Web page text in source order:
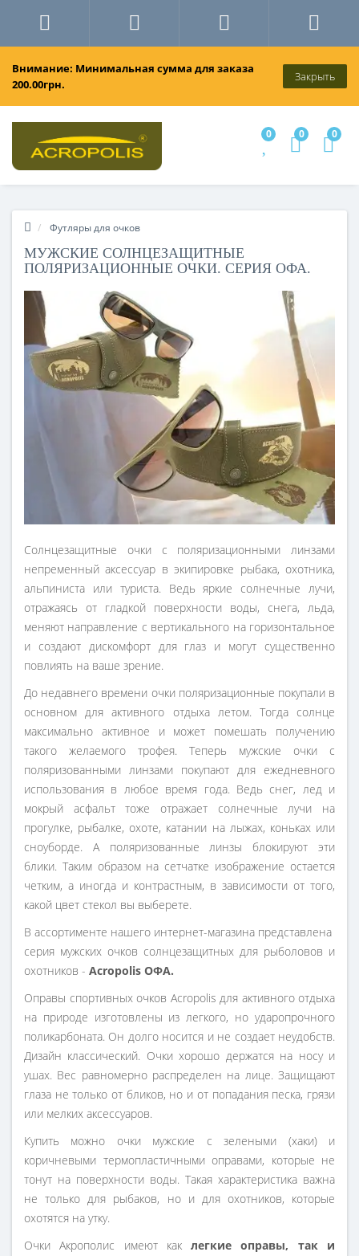
Внимание: Минимальная сумма для заказа
200.00грн.
Закрыть
0 0 0
Футляры для очков
МУЖСКИЕ СОЛНЦЕЗАЩИТНЫЕ
ПОЛЯРИЗАЦИОННЫЕ ОЧКИ. СЕРИЯ ОФА.
Солнцезащитные очки с поляризационными линзами
непременный аксессуар в экипировке рыбака, охотника,
альпиниста или туриста. Ведь яркие солнечные лучи,
отражаясь от гладкой поверхности воды, снега, льда,
меняют направление с вертикального на горизонтальное
и создают дискомфорт для глаз и могут существенно
повлиять на ваше зрение.
До недавнего времени очки поляризационные покупали в
основном для активного отдыха летом. Тогда солнце
максимально активное и может помешать получению
такого желаемого трофея. Теперь мужские очки с
поляризованными линзами покупают для ежедневного
использования в любое время года. Ведь снег, лед и
мокрый асфальт тоже отражает солнечные лучи на
прогулке, рыбалке, охоте, катании на лыжах, коньках или
сноуборде. А поляризованные линзы блокируют эти
блики. Таким образом на сетчатке изображение остается
четким, а иногда и контрастным, в зависимости от того,
какой цвет стекол вы выберете.
В ассортименте нашего интернет-магазина представлена ​​
серия мужских очков солнцезащитных для рыболовов и
охотников - Acropolis ОФА.
Оправы спортивных очков Acropolis для активного отдыха
на природе изготовлены из легкого, но ударопрочного
поликарбоната. Он долго носится и не создает неудобств.
Дизайн классический. Очки хорошо держатся на носу и
ушах. Вес равномерно распределен на лице. Защищают
глаза не только от бликов, но и от попадания песка, грязи
или мелких аксессуаров.
Купить можно очки мужские с зелеными (хаки) и
коричневыми термопластичными оправами, которые не
тонут на поверхности воды. Такая характеристика важна
не только для рыбаков, но и для охотников, которые
охотятся на утку.
Очки Акрополис имеют каклегкие оправы, так и